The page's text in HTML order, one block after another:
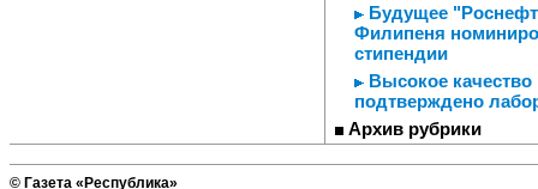
Будущее
Филипеня
стипендии
Высокое
подтверждено
Архив рубрики
© Газета «Республика»